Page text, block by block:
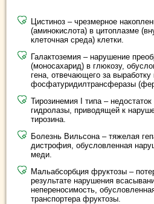
Цистиноз – чрезмерное
(аминокислота) в цитоплазме
клеточная среда) клетки.
Галактоземия – нарушение
(моносахарид) в глюкозу,
гена, отвечающего за выработку
фосфатуридилтрансферазы
Тирозинемия I типа –
гидролазы, приводящей к
тирозина.
Болезнь Вильсона – тяжелая
дистрофия, обусловленная
меди.
Мальабсорбция фруктозы –
результате нарушения
непереносимость,
транспортера фруктозы.